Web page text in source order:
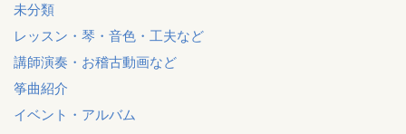
未分類
レッスン・琴・音色・工夫など
講師演奏・お稽古動画など
筝曲紹介
イベント・アルバム